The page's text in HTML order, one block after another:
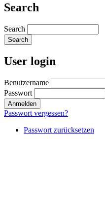
Search
Search
User login
Benutzername
Passwort
Passwort vergessen?
Passwort zurücksetzen